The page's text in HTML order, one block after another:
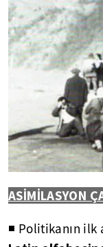
ASİMİLASYON
◾ Politikanın